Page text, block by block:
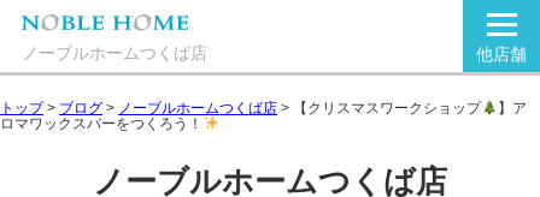
ノーブルホームつくば店 他店舗
トップ> ブログ > ノーブルホームつくば店 > 【クリスマスワークショップ
】ア
ロマワックスバーをつくろう！
ノーブルホームつくば店